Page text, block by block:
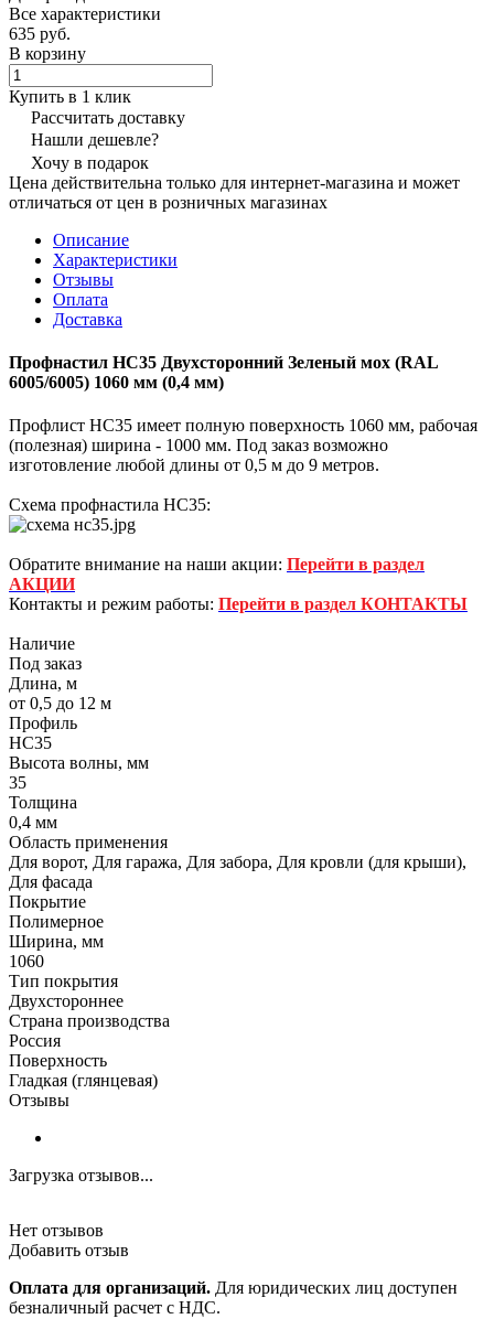
Все характеристики
635 руб.
В корзину
Купить в 1 клик
Рассчитать доставку
Нашли дешевле?
Хочу в подарок
Цена действительна только для интернет-магазина и может
отличаться от цен в розничных магазинах
Описание
Характеристики
Отзывы
Оплата
Доставка
Профнастил НС35 Двухсторонний Зеленый мох (RAL
6005/6005) 1060 мм (0,4 мм)
Профлист НС35 имеет полную поверхность 1060 мм, рабочая
(полезная) ширина - 1000 мм. Под заказ возможно
изготовление любой длины от 0,5 м до 9 метров.
Схема профнастила НС35:
Обратите внимание на наши акции: Перейти в раздел
АКЦИИ
Контакты и режим работы: Перейти в раздел КОНТАКТЫ
Наличие
Под заказ
Длина, м
от 0,5 до 12 м
Профиль
НС35
Высота волны, мм
35
Толщина
0,4 мм
Область применения
Для ворот, Для гаража, Для забора, Для кровли (для крыши),
Для фасада
Покрытие
Полимерное
Ширина, мм
1060
Тип покрытия
Двухстороннее
Страна производства
Россия
Поверхность
Гладкая (глянцевая)
Отзывы
Загрузка отзывов...
Нет отзывов
Добавить отзыв
Оплата для организаций. Для юридических лиц доступен
безналичный расчет с НДС.